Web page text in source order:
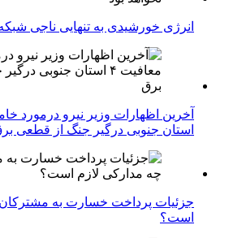
انرژی خورشیدی به تنهایی ناجی
استان جنوبی درگیر جنگ از قطعی
جزئیات پرداخت خسارت به
است؟